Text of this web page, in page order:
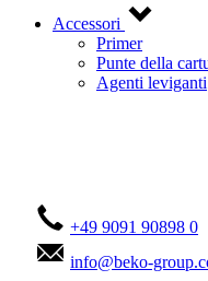
Accessori
Primer
Punte della
Agenti leviganti
+49 9091 90898 0
info@beko-